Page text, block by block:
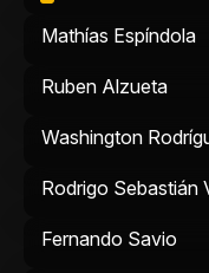
Mathías Espíndola
Ruben Alzueta
Washington
Rodrigo Sebastián
Fernando Savio